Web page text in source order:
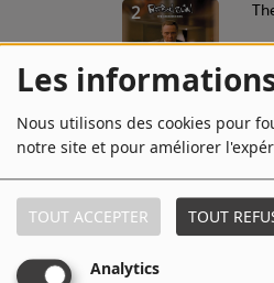
Les
Nous utilisons des cookies pour
notre site et pour améliorer
TOUT ACCEPTER TOUT
Analytics
2
4
6